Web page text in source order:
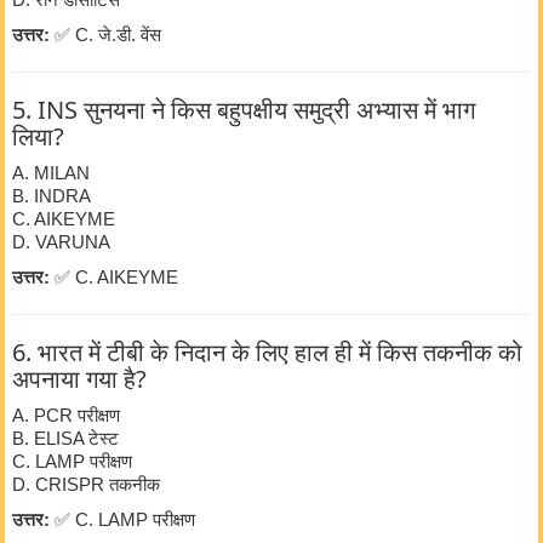
उत्तर: ✅ C. जे.डी. वेंस
5. INS सुनयना ने किस बहुपक्षीय समुद्री अभ्यास में भाग
लिया?
A. MILAN
B. INDRA
C. AIKEYME
D. VARUNA
उत्तर: ✅ C. AIKEYME
6. भारत में टीबी के निदान के लिए हाल ही में किस तकनीक को
अपनाया गया है?
A. PCR परीक्षण
B. ELISA टेस्ट
C. LAMP परीक्षण
D. CRISPR तकनीक
उत्तर: ✅ C. LAMP परीक्षण